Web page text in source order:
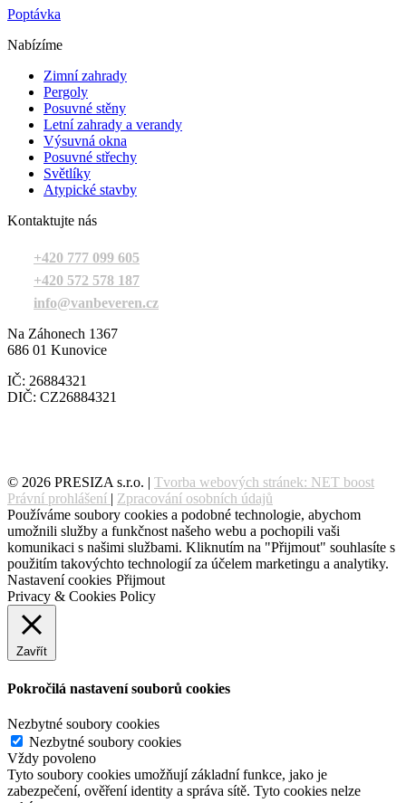
Poptávka
Nabízíme
Zimní zahrady
Pergoly
Posuvné stěny
Letní zahrady a verandy
Výsuvná okna
Posuvné střechy
Světlíky
Atypické stavby
Kontaktujte nás
+420 777 099 605
+420 572 578 187
info@vanbeveren.cz
Na Záhonech 1367
686 01 Kunovice
IČ: 26884321
DIČ: CZ26884321
© 2026 PRESIZA s.r.o. | Tvorba webových stránek: NET boost
Právní prohlášení | Zpracování osobních údajů
Používáme soubory cookies a podobné technologie, abychom
umožnili služby a funkčnost našeho webu a pochopili vaši
komunikaci s našimi službami. Kliknutím na "Přijmout" souhlasíte s
použitím takovýchto technologií za účelem marketingu a analytiky.
Nastavení cookies Přijmout
Privacy & Cookies Policy
Zavřít
Pokročilá nastavení souborů cookies
Nezbytné soubory cookies
Nezbytné soubory cookies
Vždy povoleno
Tyto soubory cookies umožňují základní funkce, jako je
zabezpečení, ověření identity a správa sítě. Tyto cookies nelze